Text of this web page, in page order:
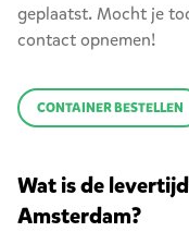
geplaatst. Mocht je
contact opnemen!
CONTAINER BESTELLEN
Wat is de
Amsterdam?